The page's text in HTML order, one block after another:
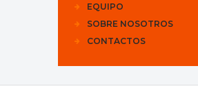
EQUIPO
SOBRE NOSOTROS
CONTACTOS